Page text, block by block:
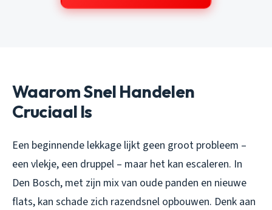
Waarom Snel Handelen
Cruciaal Is
Een beginnende lekkage lijkt geen groot probleem –
een vlekje, een druppel – maar het kan escaleren. In
Den Bosch, met zijn mix van oude panden en nieuwe
flats, kan schade zich razendsnel opbouwen. Denk aan